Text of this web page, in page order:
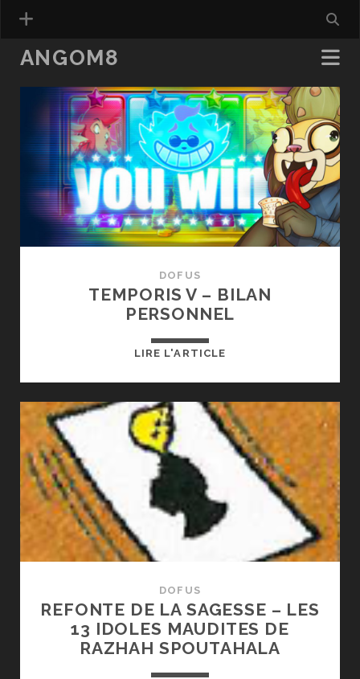
ANGOM8
Angom8
Posts
DOFUS
TEMPORIS V – BILAN
PERSONNEL
LIRE L'ARTICLETEMPORIS
BILAN
PERSONNEL
DOFUS
REFONTE DE LA SAGESSE – LES
13 IDOLES MAUDITES DE
RAZHAH SPOUTAHALA